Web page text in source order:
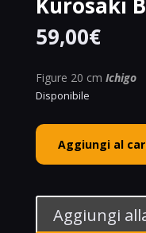
59,00€
Figure 20 cm Ichigo
Disponibile
ABYStyle
32
Bleach
Aggiungi al
Aggiungi